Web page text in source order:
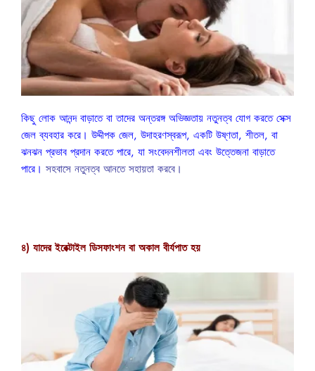
কিছু লোক আনন্দ বাড়াতে বা তাদের অন্তরঙ্গ অভিজ্ঞতায় নতুনত্ব যোগ করতে সেক্স
জেল ব্যবহার করে। উদ্দীপক জেল, উদাহরণস্বরূপ, একটি উষ্ণতা, শীতল, বা
ঝনঝন প্রভাব প্রদান করতে পারে, যা সংবেদনশীলতা এবং উত্তেজনা বাড়াতে
পারে। সহবাসে নতুনত্ব আনতে সহায়তা করবে।
৪) যাদের ইরেক্টাইল ডিসফাংশন বা অকাল বীর্যপাত হয়